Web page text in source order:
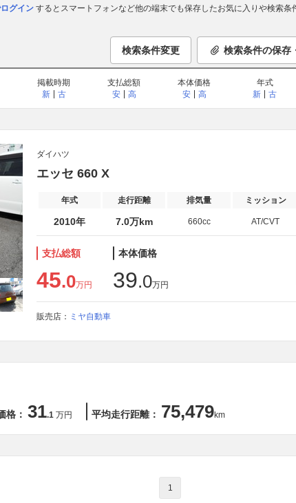
グインするとスマートフォンなど他の端末でも保存したお気に入りや検索条
検索条件変更 検索条件の保存
掲載時期
新
古
支払総額
安
高
本体価格
安
高
年式
新
古
ダイハツ
エッセ 660 X
年式 走行距離 排気量 ミッション
2010年 7.0万km 660cc AT/CVT
支払総額
45.0万円
本体価格
39.0万円
販売店： ミヤ自動車
格： 31.1 万円 平均走行距離： 75,479km
1